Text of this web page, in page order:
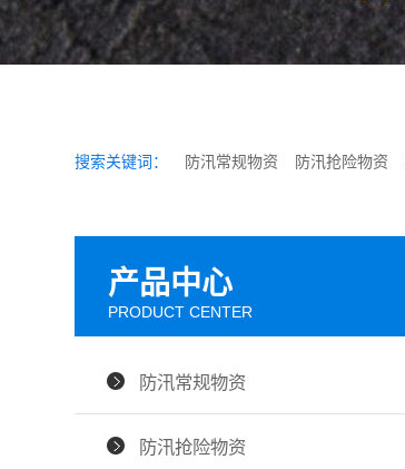
搜索关键词： 防汛常规物资 防汛抢险物资
产品中心
PRODUCT CENTER
防汛常规物资
防汛抢险物资